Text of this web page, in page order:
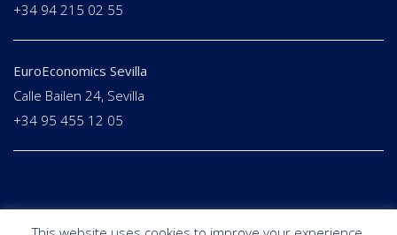
+34 94 215 02 55
EuroEconomics Sevilla
Calle Bailen 24, Sevilla
+34 95 455 12 05